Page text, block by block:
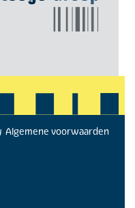
Algemene voorwaarden